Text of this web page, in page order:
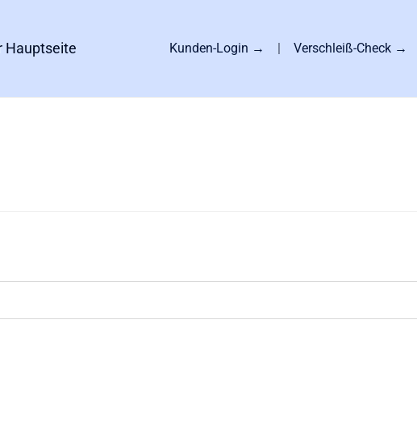
Hauptseite Kunden-Login → | Verschleiß-Check →